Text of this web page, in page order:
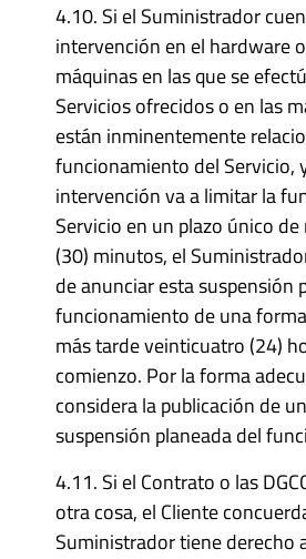
4.10. Si el Suministrador
intervención en el hardware
máquinas en las que se
Servicios ofrecidos o en las
están inminentemente
funcionamiento del Servicio,
intervención va a limitar la
Servicio en un plazo único
(30) minutos, el
de anunciar esta suspensión
funcionamiento de una
más tarde veinticuatro (24)
comienzo. Por la forma
considera la publicación de
suspensión planeada del
4.11. Si el Contrato o las
otra cosa, el Cliente
Suministrador tiene derecho